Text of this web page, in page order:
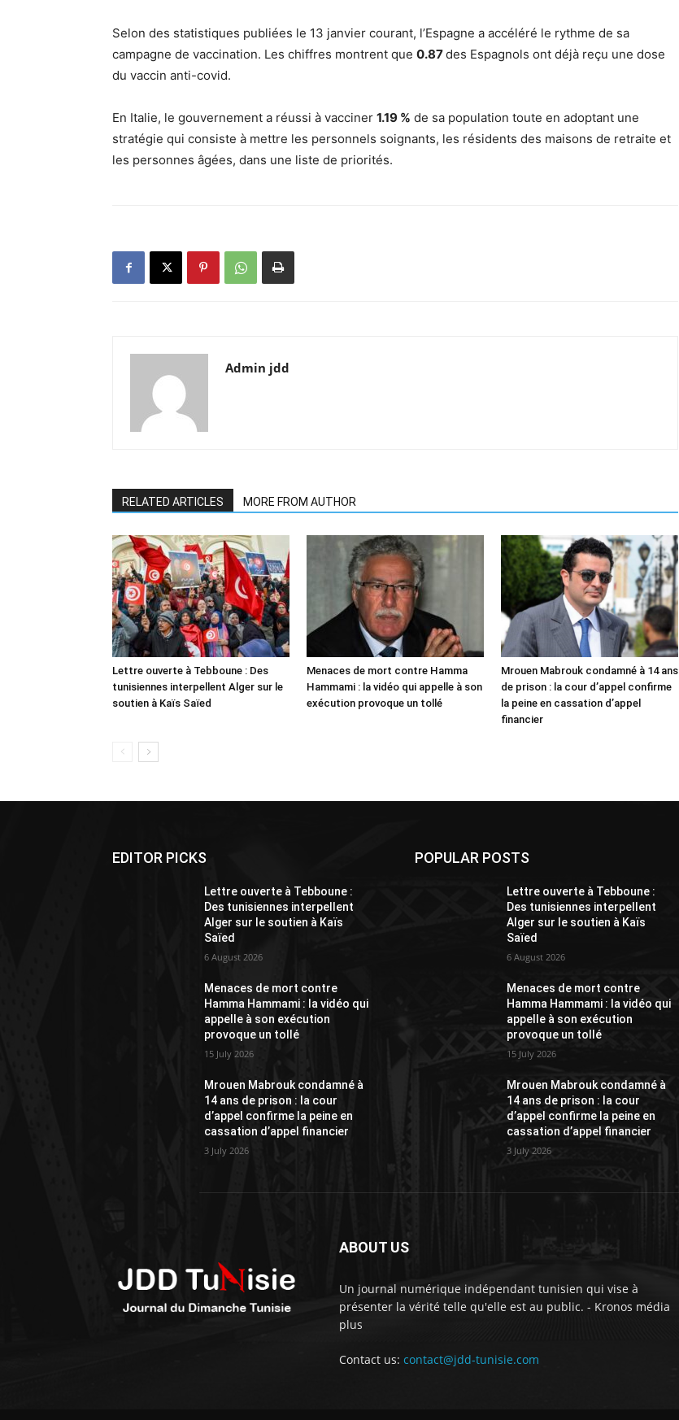
Selon des statistiques publiées le 13 janvier courant, l’Espagne a accéléré le rythme de sa
campagne de vaccination. Les chiffres montrent que 0.87des Espagnols ont déjà reçu une dose
du vaccin anti-covid.
En Italie, le gouvernement a réussi à vacciner 1.19 % de sa population toute en adoptant une
stratégie qui consiste à mettre les personnels soignants, les résidents des maisons de retraite et
les personnes âgées, dans une liste de priorités.
Admin jdd
RELATED ARTICLES MORE FROM AUTHOR
Lettre ouverte à Tebboune : Des
tunisiennes interpellent Alger sur le
soutien à Kaïs Saïed
Menaces de mort contre Hamma
Hammami : la vidéo qui appelle à son
exécution provoque un tollé
Mrouen Mabrouk condamné à 14 ans
de prison : la cour d’appel confirme
la peine en cassation d’appel
financier
EDITOR PICKS
Lettre ouverte à Tebboune :
Des tunisiennes interpellent
Alger sur le soutien à Kaïs
Saïed
6 August 2026
Menaces de mort contre
Hamma Hammami : la vidéo qui
appelle à son exécution
provoque un tollé
15 July 2026
Mrouen Mabrouk condamné à
14 ans de prison : la cour
d’appel confirme la peine en
cassation d’appel financier
3 July 2026
POPULAR POSTS
Lettre ouverte à Tebboune :
Des tunisiennes interpellent
Alger sur le soutien à Kaïs
Saïed
6 August 2026
Menaces de mort contre
Hamma Hammami : la vidéo qui
appelle à son exécution
provoque un tollé
15 July 2026
Mrouen Mabrouk condamné à
14 ans de prison : la cour
d’appel confirme la peine en
cassation d’appel financier
3 July 2026
ABOUT US
Un journal numérique indépendant tunisien qui vise à
présenter la vérité telle qu'elle est au public. - Kronos média
plus
Contact us: contact@jdd-tunisie.com